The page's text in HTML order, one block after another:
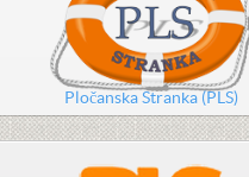
Pločanska Stranka (PLS)